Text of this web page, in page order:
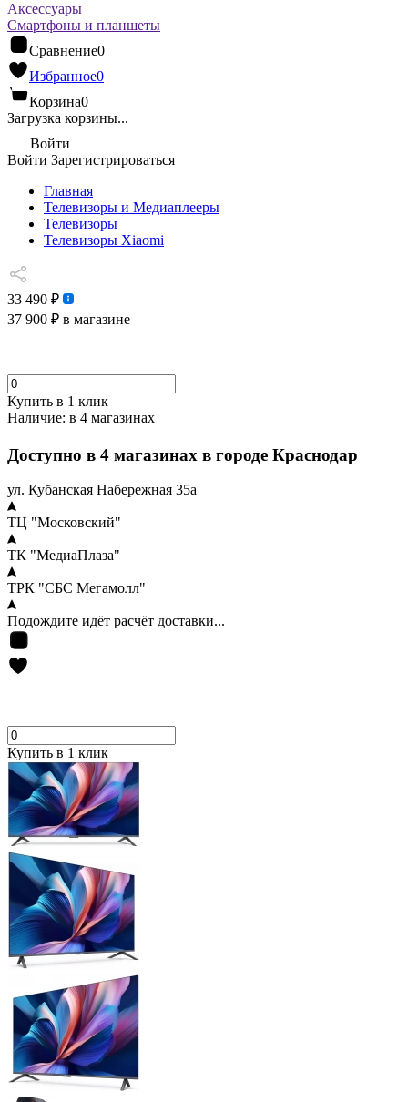
Аксессуары
Смартфоны и планшеты
Сравнение0
Избранное0
Корзина0
Загрузка корзины...
Войти
Войти Зарегистрироваться
Главная
Телевизоры и Медиаплееры
Телевизоры
Телевизоры Xiaomi
33 490 ₽
37 900 ₽ в магазине
Купить в 1 клик
Наличие: в 4 магазинах
Доступно в 4 магазинах в городе Краснодар
ул. Кубанская Набережная 35а
ТЦ "Московский"
ТК "МедиаПлаза"
ТРК "СБС Мегамолл"
Подождите идёт расчёт доставки...
Купить в 1 клик